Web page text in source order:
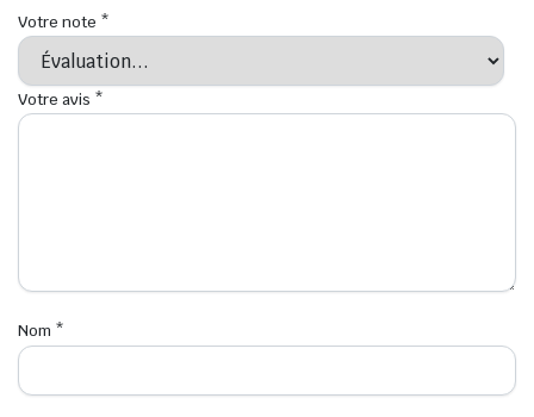
Votre note *
Votre avis *
Nom *